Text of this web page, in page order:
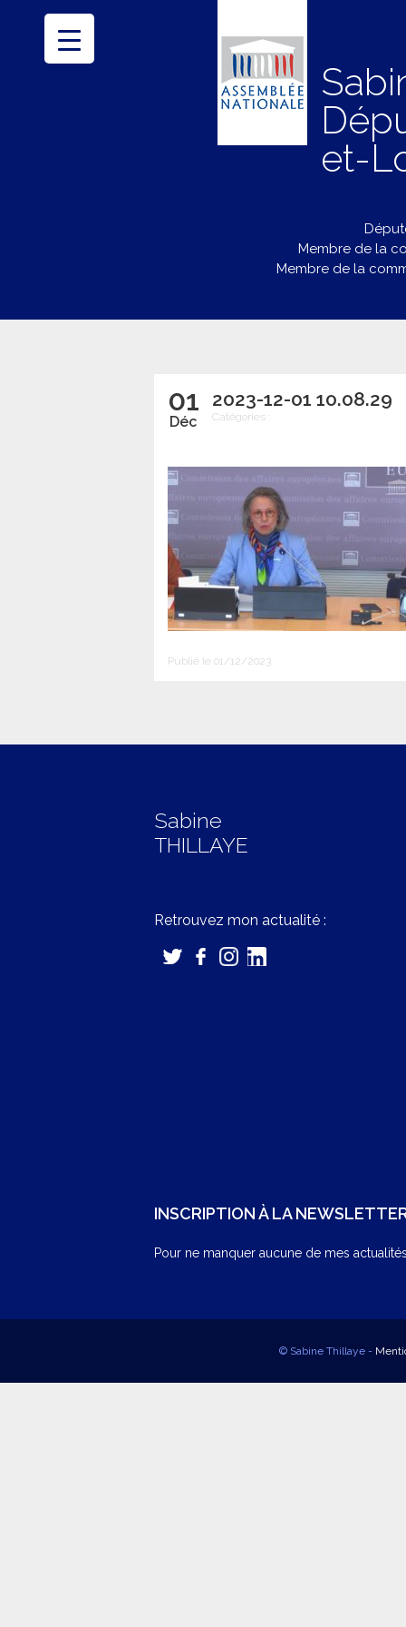
et-
Membre de la
Membre de la
01
Déc
2023-12-01 10.08.29
Catégories :
Publié le 01/12/2023
Sabine
THILLAYE
Retrouvez mon actualité :
INSCRIPTION À LA
Pour ne manquer aucune de mes
© Sabine Thillaye -